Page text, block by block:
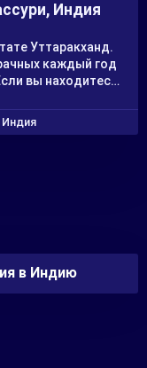
Индия
Уттаракханд.
каждый год
вы находитесь
половинкой
городок.
Рядом с
и
Индия
в Индию